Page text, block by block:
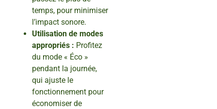
temps, pour minimiser
l’impact sonore.
Utilisation de modes
appropriés : Profitez
du mode « Éco »
pendant la journée,
qui ajuste le
fonctionnement pour
économiser de